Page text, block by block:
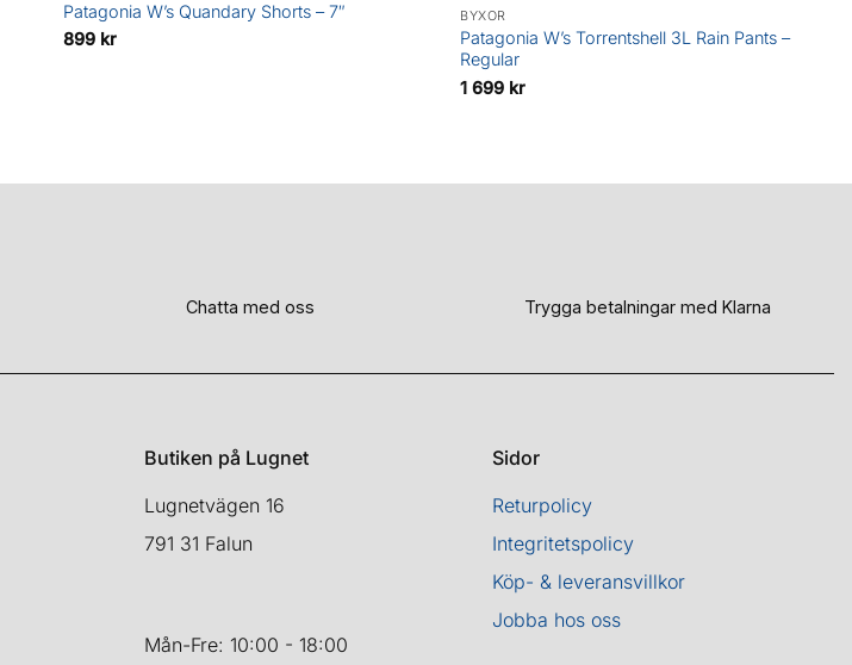
Patagonia W’s Quandary Shorts – 7″
899 kr
BYXOR
Patagonia W’s Torrentshell 3L Rain Pants –
Regular
1 699 kr
Chatta med oss Trygga betalningar med Klarna
Butiken på Lugnet
Lugnetvägen 16
791 31 Falun
Mån-Fre: 10:00 - 18:00
Sidor
Returpolicy
Integritetspolicy
Köp- & leveransvillkor
Jobba hos oss